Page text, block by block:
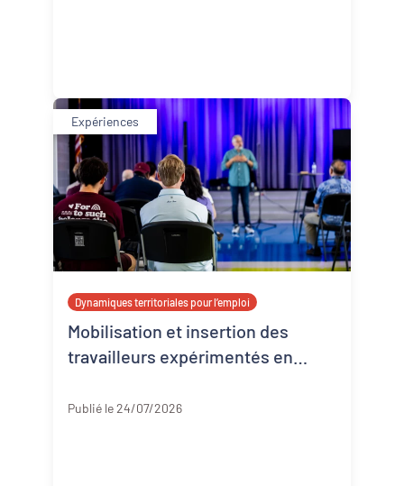
Expériences
Dynamiques territoriales pour l’emploi
Mobilisation et insertion des
travailleurs expérimentés en
Publié le 24/07/2026